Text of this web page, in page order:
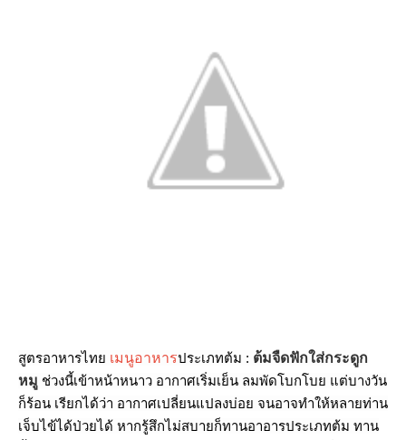
สูตรอาหารไท เมนูอาหารประเภทต้ม : ต้มจืดฟักใส่กระดูก
หมู ช่วงนี้เข้าหน้าหนาว อากาศเริ่มเย็น ลมพัดโบกโบย แต่บางวัน
ก็ร้อน เรียกได้ว่า อากาศเปลี่ยนแปลงบ่อย จนอาจทำให้หลายท่าน
เจ็บไข้ได้ป่วยได้ หากรู้สึกไม่สบายก็ทานอาอารประเภทต้ม ทาน